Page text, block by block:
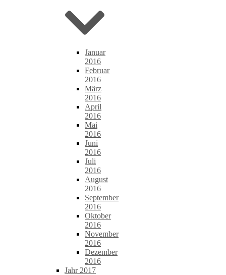
Januar
2016
Februar
2016
März
2016
April
2016
Mai
2016
Juni
2016
Juli
2016
August
2016
September
2016
Oktober
2016
November
2016
Dezember
2016
Jahr 2017